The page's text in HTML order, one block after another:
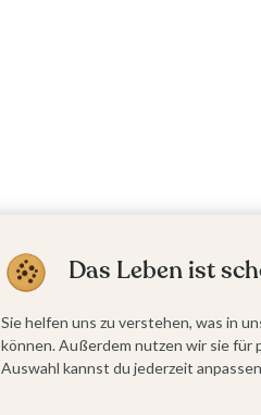
Das Leben ist
Sie helfen uns zu verstehen, was in
können. Außerdem nutzen wir sie
Auswahl kannst du jederzeit